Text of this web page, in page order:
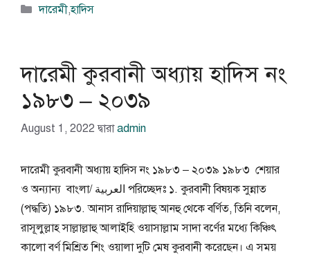
বিভাগ
দারেমী,হাদিস
দারেমী কুরবানী অধ্যায় হাদিস নং
১৯৮৩ – ২০৩৯
August 1, 2022 দ্বারাadmin
দারেমী কুরবানী অধ্যায় হাদিস নং ১৯৮৩ – ২০৩৯ ১৯৮৩ শেয়ার
ও অন্যান্য বাংলা/ العربية পরিচ্ছেদঃ ১. কুরবানী বিষয়ক সুন্নাত
(পদ্ধতি) ১৯৮৩. আনাস রাদিয়াল্লাহু আনহু থেকে বর্ণিত, তিনি বলেন,
রাসূলুল্লাহ সাল্লাল্লাহু আলাইহি ওয়াসাল্লাম সাদা বর্ণের মধ্যে কিঞ্চিৎ
কালো বর্ণ মিশ্রিত শিং ওয়ালা দুটি মেষ কুরবানী করেছেন। এ সময়